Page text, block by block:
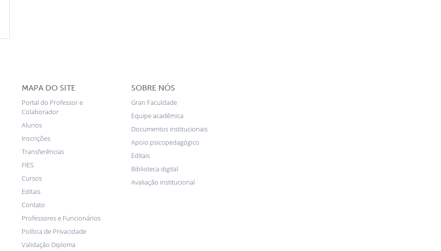
MAPA DO SITE
Portal do Professor e
Colaborador
Alunos
Inscrições
Transferências
FIES
Cursos
Editais
Contato
Professores e Funcionários
Política de Privacidade
Validação Diploma
SOBRE NÓS
Gran Faculdade
Equipe acadêmica
Documentos institucionais
Apoio psicopedagógico
Editais
Biblioteca digital
Avaliação institucional